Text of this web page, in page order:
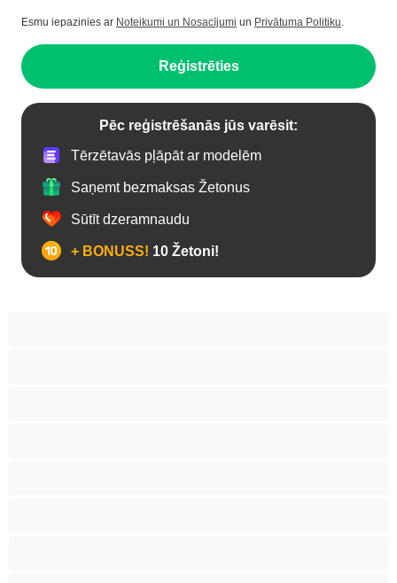
Esmu iepazinies ar Noteikumi un Nosacījumi un Privātuma Politiku.
Reģistrēties
Pēc reģistrēšanās jūs varēsit:
Tērzētavās pļāpāt ar modelēm
Saņemt bezmaksas Žetonus
Sūtīt dzeramnaudu
+ BONUSS! 10 Žetoni!